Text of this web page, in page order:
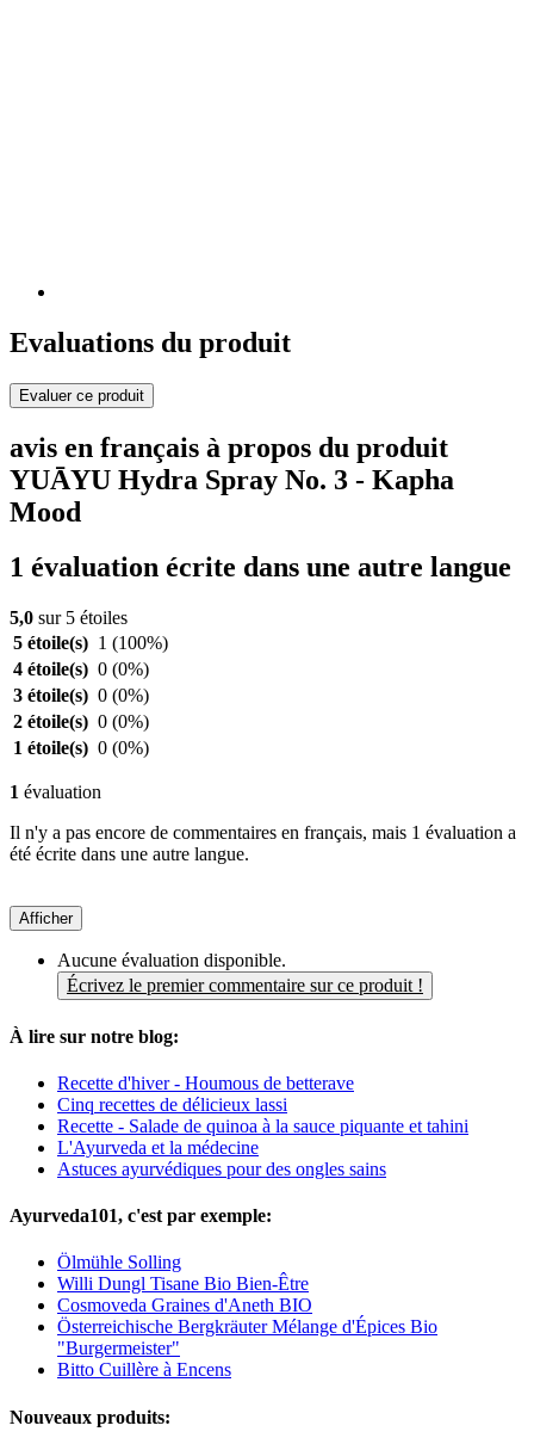
Evaluations du produit
Evaluer ce produit
avis en français à propos du produit
YUĀYU Hydra Spray No. 3 - Kapha
Mood
1 évaluation écrite dans une autre langue
5,0 sur 5 étoiles
5 étoile(s) 1 (100%)
4 étoile(s) 0 (0%)
3 étoile(s) 0 (0%)
2 étoile(s) 0 (0%)
1 étoile(s) 0 (0%)
1 évaluation
Il n'y a pas encore de commentaires en français, mais 1 évaluation a
été écrite dans une autre langue.
Afficher
Aucune évaluation disponible.
Écrivez le premier commentaire sur ce produit !
À lire sur notre blog:
Recette d'hiver - Houmous de betterave
Cinq recettes de délicieux lassi
Recette - Salade de quinoa à la sauce piquante et tahini
L'Ayurveda et la médecine
Astuces ayurvédiques pour des ongles sains
Ayurveda101, c'est par exemple:
Ölmühle Solling
Willi Dungl Tisane Bio Bien-Être
Cosmoveda Graines d'Aneth BIO
Österreichische Bergkräuter Mélange d'Épices Bio
"Burgermeister"
Bitto Cuillère à Encens
Nouveaux produits: